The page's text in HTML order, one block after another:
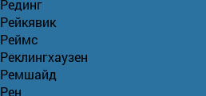
Рединг
Рейкявик
Реймс
Реклингхаузен
Ремшайд
Рен